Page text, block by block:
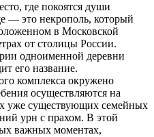
где покоятся души
— это некрополь, который
в Московской
от столицы России.
одноименной деревни
его название.
комплекса окружено
осуществляются на
уже существующих семейных
урн с прахом. В этой
важных моментах,